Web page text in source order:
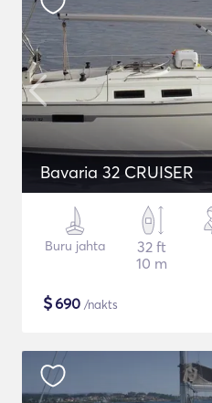
Bavaria 32 CRUISER
Buru jahta
32 ft
10 m
$690 /nakts